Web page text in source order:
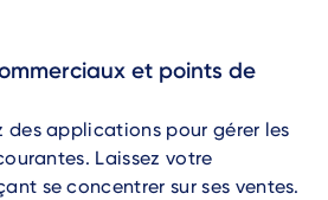
et points de
des applications pour gérer les
Laissez votre
se concentrer sur ses ventes.